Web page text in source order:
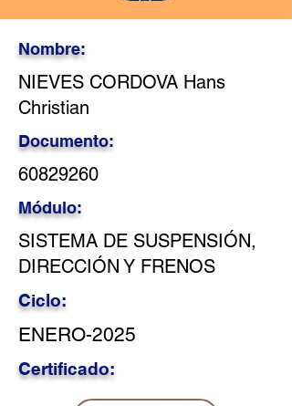
Nombre:
NIEVES CORDOVA Hans
Christian
Documento:
60829260
Módulo:
SISTEMA DE SUSPENSIÓN,
DIRECCIÓN Y FRENOS
Ciclo:
ENERO-2025
Certificado: